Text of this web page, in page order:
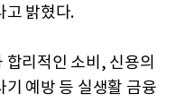
고 밝혔다.
합리적인 소비, 신용의
예방 등 실생활 금융